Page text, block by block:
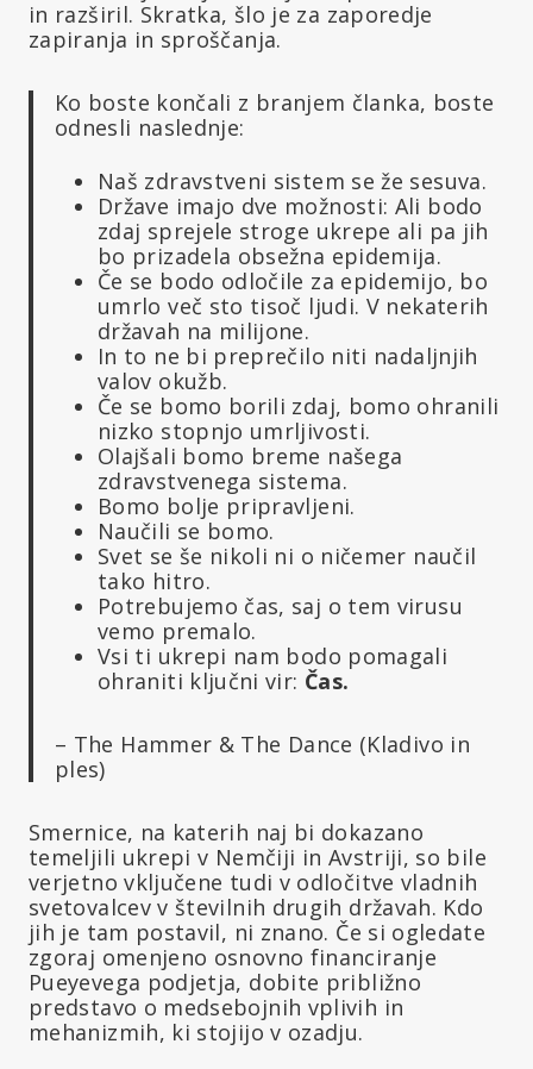
in razširil. Skratka, šlo je za zaporedje
zapiranja in sproščanja.
Ko boste končali z branjem članka, boste
odnesli naslednje:
Naš zdravstveni sistem se že sesuva.
Države imajo dve možnosti: Ali bodo
zdaj sprejele stroge ukrepe ali pa jih
bo prizadela obsežna epidemija.
Če se bodo odločile za epidemijo, bo
umrlo več sto tisoč ljudi. V nekaterih
državah na milijone.
In to ne bi preprečilo niti nadaljnjih
valov okužb.
Če se bomo borili zdaj, bomo ohranili
nizko stopnjo umrljivosti.
Olajšali bomo breme našega
zdravstvenega sistema.
Bomo bolje pripravljeni.
Naučili se bomo.
Svet se še nikoli ni o ničemer naučil
tako hitro.
Potrebujemo čas, saj o tem virusu
vemo premalo.
Vsi ti ukrepi nam bodo pomagali
ohraniti ključni vir: Čas.
– The Hammer & The Dance (Kladivo in
ples)
Smernice, na katerih naj bi dokazano
temeljili ukrepi v Nemčiji in Avstriji, so bile
verjetno vključene tudi v odločitve vladnih
svetovalcev v številnih drugih državah. Kdo
jih je tam postavil, ni znano. Če si ogledate
zgoraj omenjeno osnovno financiranje
Pueyevega podjetja, dobite približno
predstavo o medsebojnih vplivih in
mehanizmih, ki stojijo v ozadju.